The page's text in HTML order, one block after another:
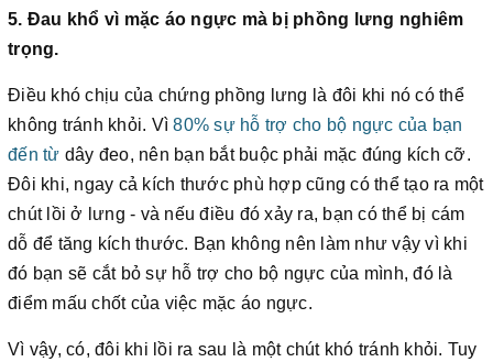
5. Đau khổ vì mặc áo ngực mà bị phồng lưng nghiêm
trọng.
Điều khó chịu của chứng phồng lưng là đôi khi nó có thể
không tránh khỏi. Vì80% sự hỗ trợ cho bộ ngực của bạn
đến từ dây đeo, nên bạn bắt buộc phải mặc đúng kích cỡ.
Đôi khi, ngay cả kích thước phù hợp cũng có thể tạo ra một
chút lồi ở lưng - và nếu điều đó xảy ra, bạn có thể bị cám
dỗ để tăng kích thước. Bạn không nên làm như vậy vì khi
đó bạn sẽ cắt bỏ sự hỗ trợ cho bộ ngực của mình, đó là
điểm mấu chốt của việc mặc áo ngực.
Vì vậy, có, đôi khi lồi ra sau là một chút khó tránh khỏi. Tuy